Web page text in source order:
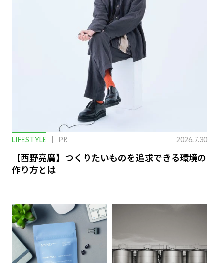
LIFESTYLE PR 2026.7.30
【西野亮廣】つくりたいものを追求できる環境の
作り方とは